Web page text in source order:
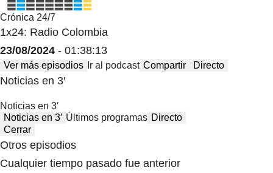
Crónica 24/7
1x24: Radio Colombia
23/08/2024 - 01:38:13
Ver más episodios Ir al podcast Compartir Directo
Noticias en 3′
Noticias en 3′
Noticias en 3′ Últimos programas Directo
Cerrar
Otros episodios
Cualquier tiempo pasado fue anterior